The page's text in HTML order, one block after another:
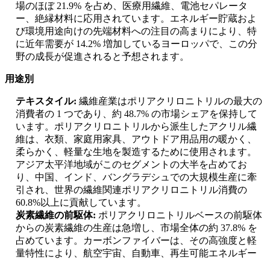
場のほぼ 21.9% を占め、医療用繊維、電池セパレータ
ー、絶縁材料に応用されています。エネルギー貯蔵およ
び環境用途向けの先端材料への注目の高まりにより、特
に近年需要が 14.2% 増加しているヨーロッパで、この分
野の成長が促進されると予想されます。
用途別
テキスタイル: 繊維産業はポリアクリロニトリルの最大の
消費者の 1 つであり、約 48.7% の市場シェアを保持して
います。ポリアクリロニトリルから派生したアクリル繊
維は、衣類、家庭用家具、アウトドア用品用の暖かく、
柔らかく、軽量な生地を製造するために使用されます。
アジア太平洋地域がこのセグメントの大半を占めてお
り、中国、インド、バングラデシュでの大規模生産に牽
引され、世界の繊維関連ポリアクリロニトリル消費の
60.8%以上に貢献しています。
炭素繊維の前駆体: ポリアクリロニトリルベースの前駆体
からの炭素繊維の生産は急増し、市場全体の約 37.8% を
占めています。カーボンファイバーは、その高強度と軽
量特性により、航空宇宙、自動車、再生可能エネルギー